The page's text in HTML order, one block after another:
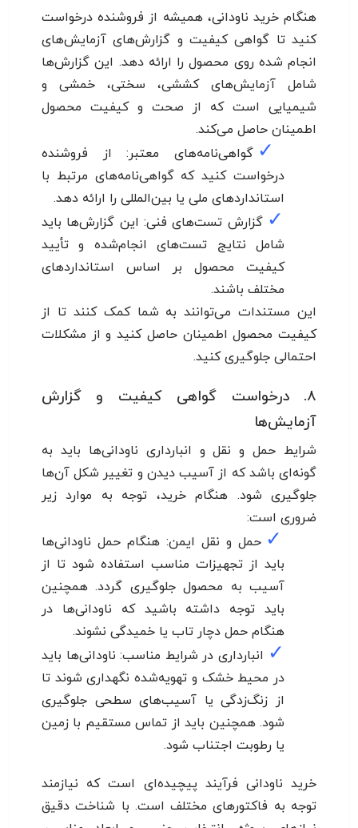
هنگام خرید ناودانی، همیشه از فروشنده درخواست
کنید تا گواهی کیفیت و گزارش‌های آزمایش‌های
انجام شده روی محصول را ارائه دهد. این گزارش‌ها
شامل آزمایش‌های کششی، سختی، خمشی و
شیمیایی است که از صحت و کیفیت محصول
اطمینان حاصل می‌کند.
✓ گواهی‌نامه‌های معتبر: از فروشنده
درخواست کنید که گواهی‌نامه‌های مرتبط با
استانداردهای ملی یا بین‌المللی را ارائه دهد.
✓ گزارش تست‌های فنی: این گزارش‌ها باید
شامل نتایج تست‌های انجام‌شده و تأیید
کیفیت محصول بر اساس استانداردهای
مختلف باشند.
این مستندات می‌توانند به شما کمک کنند تا از
کیفیت محصول اطمینان حاصل کنید و از مشکلات
احتمالی جلوگیری کنید.
۸. درخواست گواهی کیفیت و گزارش
آزمایش‌ها
شرایط حمل و نقل و انبارداری ناودانی‌ها باید به
گونه‌ای باشد که از آسیب دیدن و تغییر شکل آن‌ها
جلوگیری شود. هنگام خرید، توجه به موارد زیر
ضروری است:
✓ حمل و نقل ایمن: هنگام حمل ناودانی‌ها
باید از تجهیزات مناسب استفاده شود تا از
آسیب به محصول جلوگیری گردد. همچنین
باید توجه داشته باشید که ناودانی‌ها در
هنگام حمل دچار تاب یا خمیدگی نشوند.
✓ انبارداری در شرایط مناسب: ناودانی‌ها باید
در محیط خشک و تهویه‌شده نگهداری شوند تا
از زنگ‌زدگی یا آسیب‌های سطحی جلوگیری
شود. همچنین باید از تماس مستقیم با زمین
یا رطوبت اجتناب شود.
خرید ناودانی فرآیند پیچیده‌ای است که نیازمند
توجه به فاکتورهای مختلف است. با شناخت دقیق